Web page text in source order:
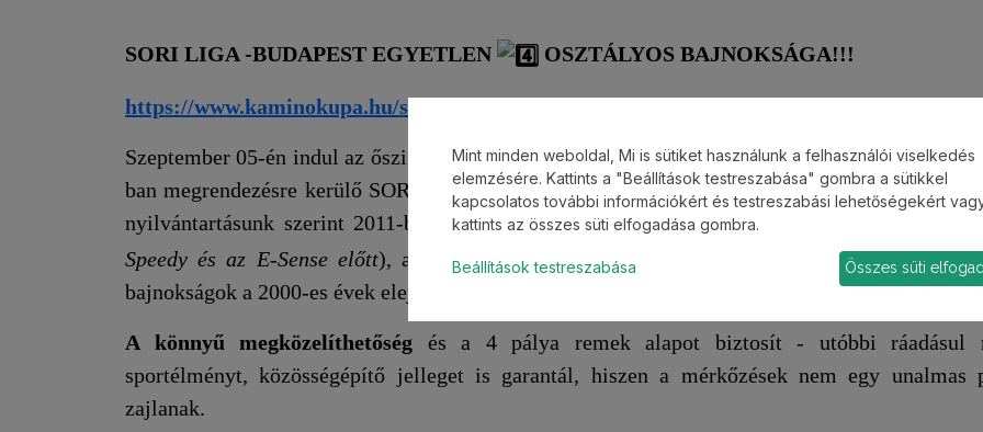
SORI LIGA -BUDAPEST EGYETLEN OSZTÁLYOS BAJNOKSÁGA!!!
https://www.kaminokupa.hu/sori-liga
Szeptember 05-én indul az őszi szezon a Budapest központjában a Soroksári úti Labdakert
ban megrendezésre kerülő SORI LIGÁBAN! A liga a kaminokupa.hu legtradicionálisabb
nyilvántartásunk szerint 2011-ben
volt az első bajnokság, amit kiírtunk
Speedy és az E-Sense előtt), azonban aLabdakert Sportklub
-ban megrendezésre kerülő
bajnokságok a 2000-es évek elejére vezethetőek vissza...
A könnyű megközelíthetőség és a 4 pálya remek alapot biztosít - utóbbi ráadásul
sportélményt, közösségépítő jelleget is garantál, hiszen a mérkőzések nem egy unalmas
zajlanak.
Mint minden weboldal, Mi is sütiket használunk a felhasználói viselkedés
elemzésére. Kattints a "Beállítások testreszabása" gombra a sütikkel
kapcsolatos további információkért és testreszabási lehetőségekért
kattints az összes süti elfogadása gombra.
Beállítások testreszabása Összes süti